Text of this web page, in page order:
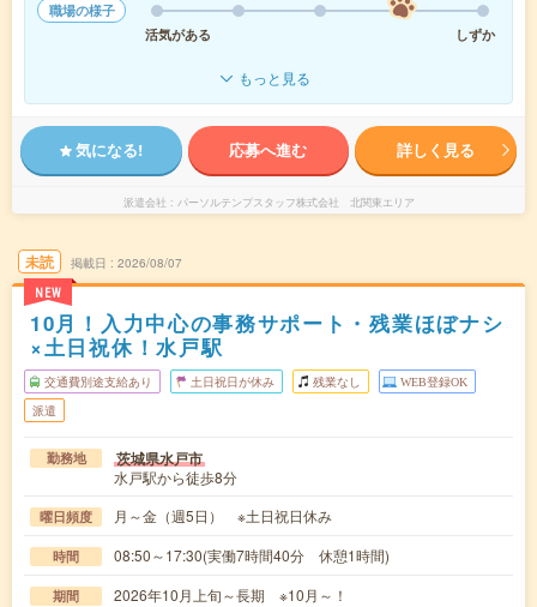
職場の様子
活気がある
しずか
もっと見る
気になる! 応募へ進む 詳しく見る
派遣会社 パーソルテンプスタッフ株式会社 北関東エリア
未読
NEW
掲載日 2026/08/07
10月！入力中心の事務サポート・残業ほぼナシ
×土日祝休！水戸駅
交通費別途支給あり 土日祝日が休み 残業なし WEB登録OK
派遣
勤務地 茨城県水戸市
水戸駅から徒歩8分
曜日頻度 月～金（週5日） ※土日祝日休み
時間 08:50～17:30(実働7時間40分 休憩1時間)
期間 2026年10月上旬～長期 ※10月～！